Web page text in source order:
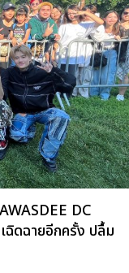
DC
ดฉายอีกครั้ง ปลื้ม